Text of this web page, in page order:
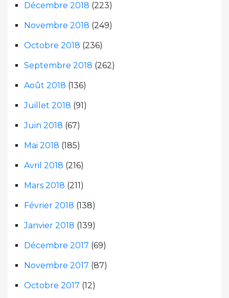
Décembre 2018 (223)
Novembre 2018 (249)
Octobre 2018 (236)
Septembre 2018 (262)
Août 2018 (136)
Juillet 2018 (91)
Juin 2018 (67)
Mai 2018 (185)
Avril 2018 (216)
Mars 2018 (211)
Février 2018 (138)
Janvier 2018 (139)
Décembre 2017 (69)
Novembre 2017 (87)
Octobre 2017 (12)